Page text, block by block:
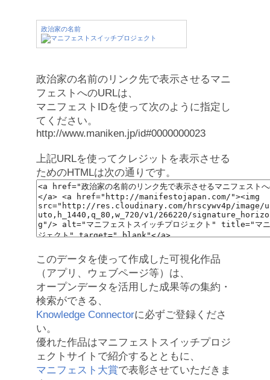
政治家の名前
政治家の名前のリンク先で表示させるマニ
フェストへのURLは、
マニフェストIDを使って次のように指定し
てください。
http://www.maniken.jp/id#0000000023
上記URLを使ってクレジットを表示させる
ためのHTMLは次の通りです。
このデータを使って作成した可視化作品
（アプリ、ウェブページ等）は、
オープンデータを活用した成果等の集約・
検索ができる、
Knowledge Connectorに必ずご登録くださ
い。
優れた作品はマニフェストスイッチプロジ
ェクトサイトで紹介するとともに、
マニフェスト大賞で表彰させていただきま